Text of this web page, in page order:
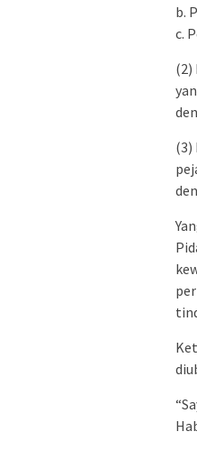
b.
c.
(2)
(3)